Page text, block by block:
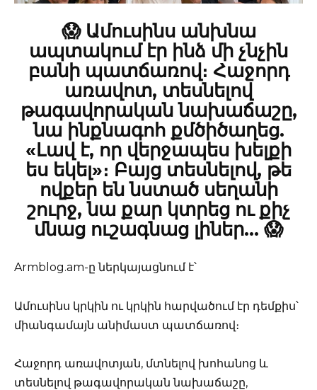
😱 Ամուսինս անխնա
ապտակում էր ինձ մի չնչին
բանի պատճառով։ Հաջորդ
առավոտ, տեսնելով
թագավորական նախաճաշը,
նա ինքնագոհ քմծիծաղեց.
«Լավ է, որ վերջապես խելքի
ես եկել»։ Բայց տեսնելով, թե
ովքեր են նստած սեղանի
շուրջ, նա քար կտրեց ու քիչ
մնաց ուշագնաց լիներ… 😱
Armblog.am-ը ներկայացնում է՝
Ամուսինս կրկին ու կրկին հարվածում էր դեմքիս՝
միանգամայն անիմաստ պատճառով։
Հաջորդ առավոտյան, մտնելով խոհանոց և
տեսնելով թագավորական նախաճաշը,